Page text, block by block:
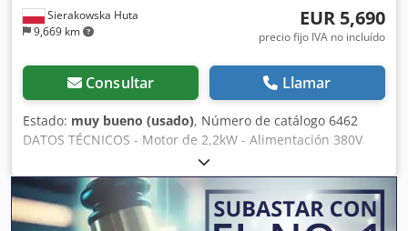
Sierakowska Huta
9,669 km
EUR 5,690
precio fijo IVA no incluído
Consultar Llamar
Estado: muy bueno (usado), Número de catálogo 6462
DATOS TÉCNICOS - Motor de 2,2kW - Alimentación 380V
Crsdjzr U Evepfx Am Eef - Motor de avance de la cabeza
0,9kW - Diámetro de la boca de aspiración 2x100mm -
Dimensiones (largo/ancho/alto): 1330x1100x1220mm -
Peso: 920kg La máquina está equipada con: – 2 mesas con